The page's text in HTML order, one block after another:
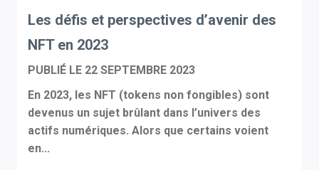
Les défis et perspectives d’avenir des
NFT en 2023
PUBLIÉ LE 22 SEPTEMBRE 2023
En 2023, les NFT (tokens non fongibles) sont
devenus un sujet brûlant dans l’univers des
actifs numériques. Alors que certains voient
en...